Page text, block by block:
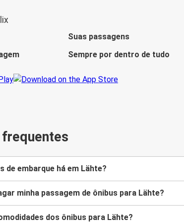
Suas passagens
Sempre por dentro de tudo
de embarque há em Lähte?
minha passagem de ônibus para Lähte?
dos ônibus para Lähte?